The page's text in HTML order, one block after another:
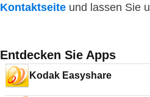
Kontaktseite und lassen Sie
Entdecken Sie Apps
Kodak Easyshare